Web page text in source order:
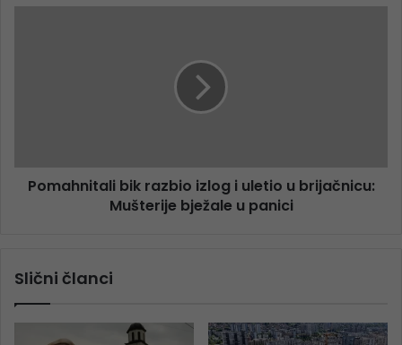
Pomahnitali bik razbio izlog i uletio u brijačnicu:
Mušterije bježale u panici
Slični članci